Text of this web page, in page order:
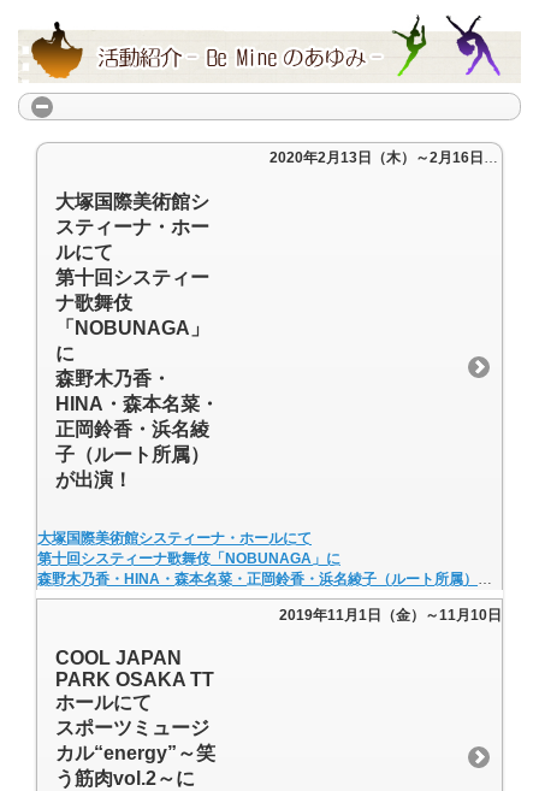
2020年2月13日（木）～2月16日(日)
大塚国際美術館シ
スティーナ・ホー
ルにて
第十回システィー
ナ歌舞伎
「NOBUNAGA」
に
森野木乃香・
HINA・森本名菜・
正岡鈴香・浜名綾
子（ルート所属）
が出演！
大塚国際美術館システィーナ・ホールにて
第十回システィーナ歌舞伎「NOBUNAGA」に
森野木乃香・HINA・森本名菜・正岡鈴香・浜名綾子（ルート所属）が出演！
2019年11月1日（金）～11月10日
COOL JAPAN
PARK OSAKA TT
ホールにて
スポーツミュージ
カル“energy”～笑
う筋肉vol.2～に